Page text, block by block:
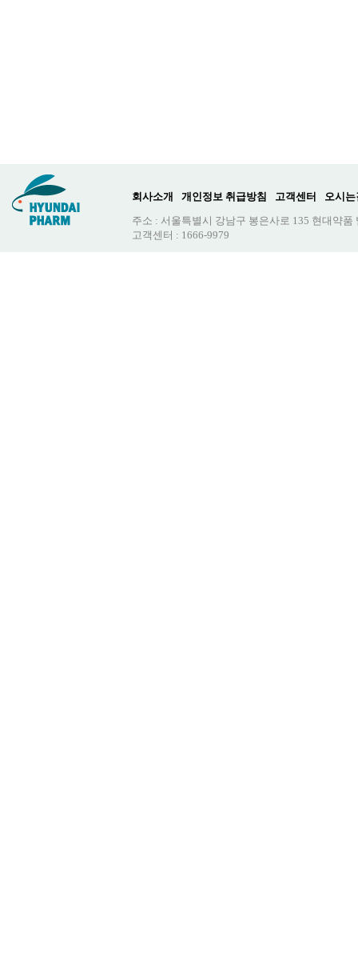
회사소개 개인정보 취급방침 고객센터
오시는
주소 : 서울특별시 강남구 봉은사로 135 현대약품
고객센터 : 1666-9979